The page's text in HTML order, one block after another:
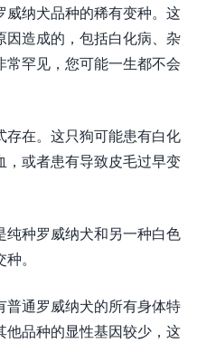
威纳犬品种的稀有变种。这
造成的，包括白化病、杂
罕见，您可能一生都不会
存在。这只狗可能患有白化
或者患有导致皮毛过早变
纯种罗威纳犬和另一种白色
。
通罗威纳犬的所有身体特
品种的显性基因较少，这